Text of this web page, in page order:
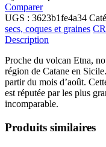
Comparer
UGS : 3623b1fe4a34
secs, coques et graines
Description
Proche du volcan Etna,
région de Catane en
partir du mois d’août.
est réputée par les plus
incomparable.
Produits similaires